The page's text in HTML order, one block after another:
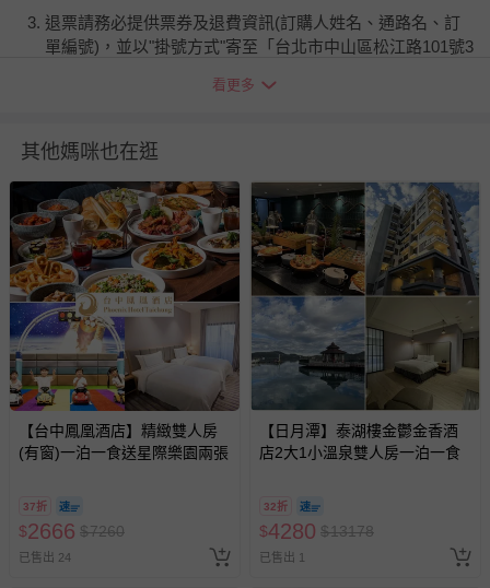
退票請務必提供票券及退費資訊(訂購人姓名、通路名、訂
單編號)，並以"掛號方式"寄至「台北市中山區松江路101號3
並非試用期，您所退回的商品必須是未經使用的全新狀態，
包含完整包裝、配件、說明文件及贈品等。
如需退換貨，請於收到商品7天（含例假日內提出），如為
瑕疵退換貨所產生的運費，將由媽咪愛負責處理，若非瑕疵
退貨，您可至『查詢訂單』>『已出貨』中查詢該筆訂單，
並點選『我要退貨』即可進行申請。若有相關退貨問題，請
至媽咪愛LINE@客服ID: @mamilove我們將依序為您處理
與服務，謝謝。
針對滿件折/滿額贈…等活動，如因部份退貨，而該訂單保
留商品未達活動門檻，將以原價計算，活動贈品亦需一併退
回。
豫期範圍：
易於腐敗、保存期限較短或解約時即將逾期（例如生鮮
看更多
其他媽咪也在逛
【台中鳳凰酒店】精緻雙人房
(有窗)一泊一食送星際樂園兩張
37折
$2666 $7260
已售出 24
【日月潭】泰湖樓金鬱金香酒
店2大1小溫泉雙人房一泊一食
32折
$4280 $13178
已售出 1